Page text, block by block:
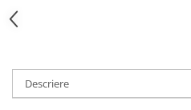
Descriere